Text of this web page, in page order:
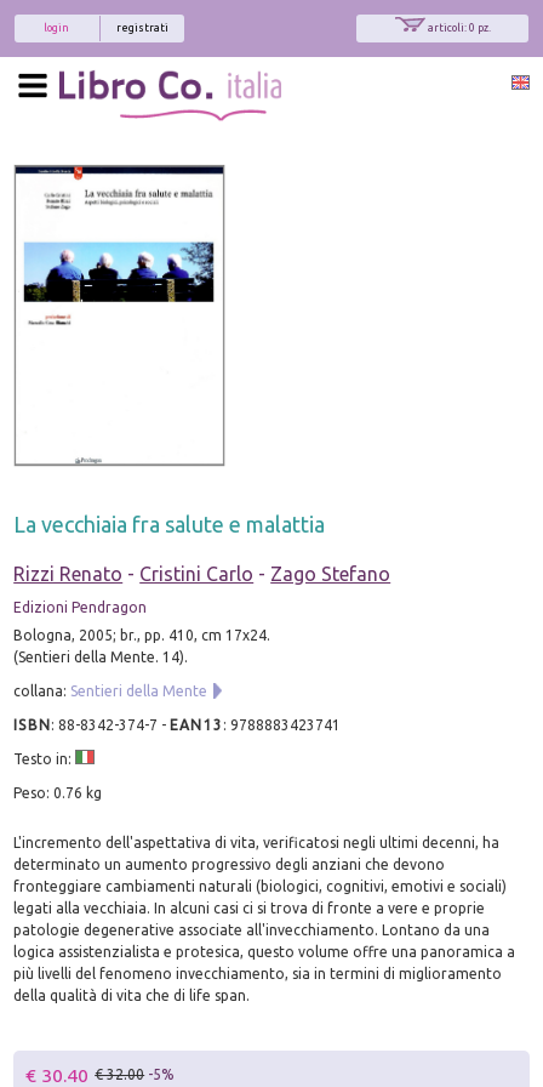
articoli: 0 pz.
registrati
login
La vecchiaia fra salute e malattia
Rizzi Renato - Cristini Carlo - Zago Stefano
Edizioni Pendragon
Bologna, 2005; br., pp. 410, cm 17x24.
(Sentieri della Mente. 14).
collana: Sentieri della Mente
ISBN:88-8342-374-7 - EAN13 :9788883423741
Testo in:
Peso: 0.76 kg
L'incremento dell'aspettativa di vita, verificatosi negli ultimi decenni, ha
determinato un aumento progressivo degli anziani che devono
fronteggiare cambiamenti naturali (biologici, cognitivi, emotivi e sociali)
legati alla vecchiaia. In alcuni casi ci si trova di fronte a vere e proprie
patologie degenerative associate all'invecchiamento. Lontano da una
logica assistenzialista e protesica, questo volume offre una panoramica a
più livelli del fenomeno invecchiamento, sia in termini di miglioramento
della qualità di vita che di life span.
€ 30.40 € 32.00 -5%